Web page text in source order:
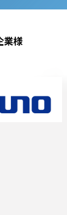
業様